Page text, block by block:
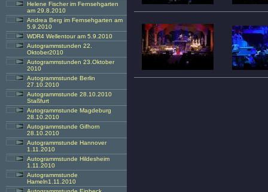
Helene Fischer im Fernsehgarten
am 29.8.2010
Andrea Berg im Fernsehgarten am
5.9.2010
WDR4 Wellentour am 5.9.2010
Autogrammstunden 22.
Oktober2010
Autogrammstunden 23.Oktober
2010
Autogrammstunde Berlin
27.10.2010
Autogrammstunde 28.10.2010
Staßfurt
Autogrammstunde Magdeburg
28.10.2010
Autogrammstunde Gifhorn
28.10.2010
Autogrammstunde Hannover
1.11.2010
Autogrammstunde Hildesheim
1.11.2010
Autogrammstunde
Hameln1.11.2010